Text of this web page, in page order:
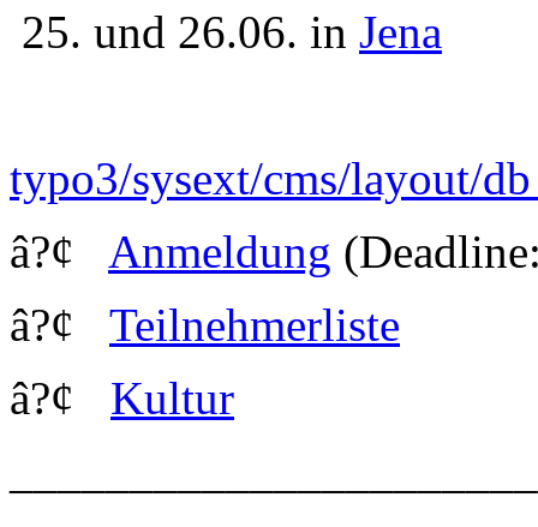
25. und 26.06. in Jena
typo3/sysext/cms/layout/
â?¢ Anmeldung
â?¢ Teilnehmerliste
â?¢ Kultur